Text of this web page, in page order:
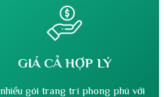
Chuyên hội nghị, gala,
sinh nhật. Tiệc liên